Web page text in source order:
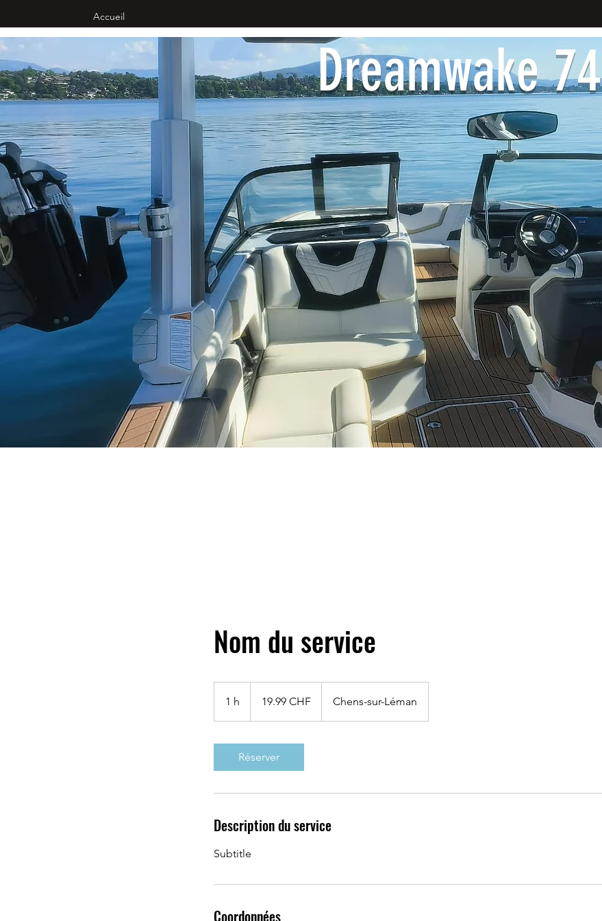
Accueil
Dreamwake 74
Nom du service
1 h
suisses19.99 CHF Chens-sur-Léman
Réserver
Description du service
Subtitle
Coordonnées